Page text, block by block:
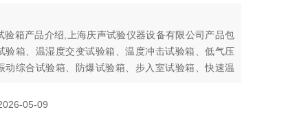
验箱产品介绍,上海庆声试验仪器设备有限公司产品包
验箱、温湿度交变试验箱、温度冲击试验箱、低气压
动综合试验箱、防爆试验箱、步入室试验箱、快速温
、臭氧老化试验箱、淋雨、防尘、盐雾试验箱及各种
05-09